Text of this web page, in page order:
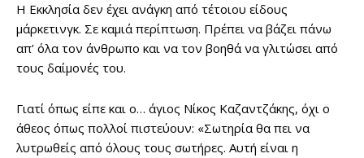
Η Εκκλησία δεν έχει ανάγκη από τέτοιου είδους
μάρκετινγκ. Σε καμιά περίπτωση. Πρέπει να βάζει πάνω
απ’ όλα τον άνθρωπο και να τον βοηθά να γλιτώσει από
τους δαίμονές του.
Γιατί όπως είπε και ο… άγιος Νίκος Καζαντζάκης, όχι ο
άθεος όπως πολλοί πιστεύουν: «Σωτηρία θα πει να
λυτρωθείς από όλους τους σωτήρες. Αυτή είναι η